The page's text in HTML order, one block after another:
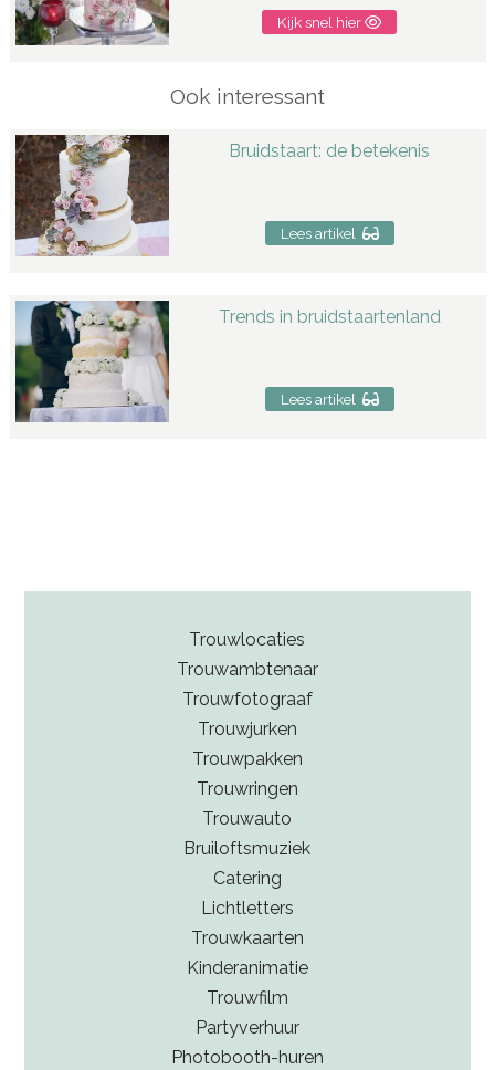
Kijk snel hier
Ook interessant
Bruidstaart: de betekenis
Lees artikel
Trends in bruidstaartenland
Lees artikel
Trouwlocaties
Trouwambtenaar
Trouwfotograaf
Trouwjurken
Trouwpakken
Trouwringen
Trouwauto
Bruiloftsmuziek
Catering
Lichtletters
Trouwkaarten
Kinderanimatie
Trouwfilm
Partyverhuur
Photobooth-huren